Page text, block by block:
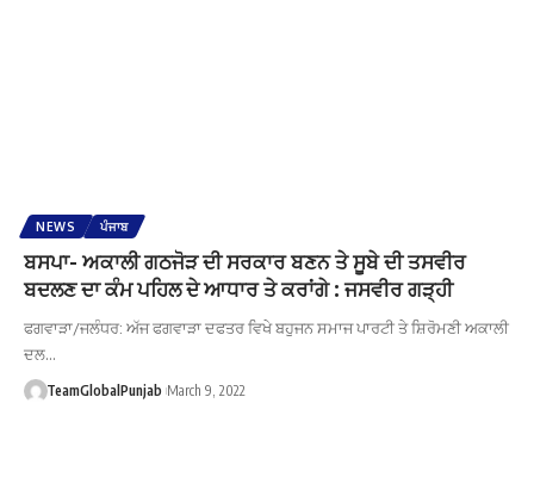
NEWS ਪੰਜਾਬ
ਬਸਪਾ- ਅਕਾਲੀ ਗਠਜੋੜ ਦੀ ਸਰਕਾਰ ਬਣਨ ਤੇ ਸੂਬੇ ਦੀ ਤਸਵੀਰ
ਬਦਲਣ ਦਾ ਕੰਮ ਪਹਿਲ ਦੇ ਆਧਾਰ ਤੇ ਕਰਾਂਗੇ : ਜਸਵੀਰ ਗੜ੍ਹੀ
ਫਗਵਾੜਾ/ਜਲੰਧਰ: ਅੱਜ ਫਗਵਾੜਾ ਦਫਤਰ ਵਿਖੇ ਬਹੁਜਨ ਸਮਾਜ ਪਾਰਟੀ ਤੇ ਸ਼ਿਰੋਮਣੀ ਅਕਾਲੀ
ਦਲ…
TeamGlobalPunjab March 9, 2022